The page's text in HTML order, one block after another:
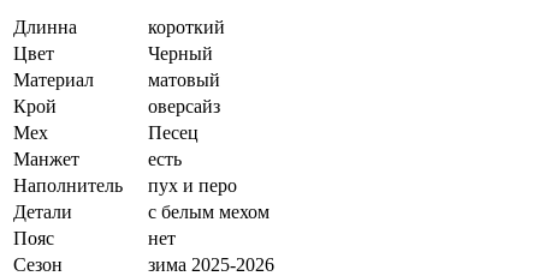
Длинна
короткий
Цвет
Черный
Материал
матовый
Крой
оверсайз
Мех
Песец
Манжет
есть
Наполнитель
пух и перо
Детали
с белым мехом
Пояс
нет
Сезон
зима 2025-2026